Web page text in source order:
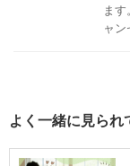
ま
ャン
よく一緒に見られ